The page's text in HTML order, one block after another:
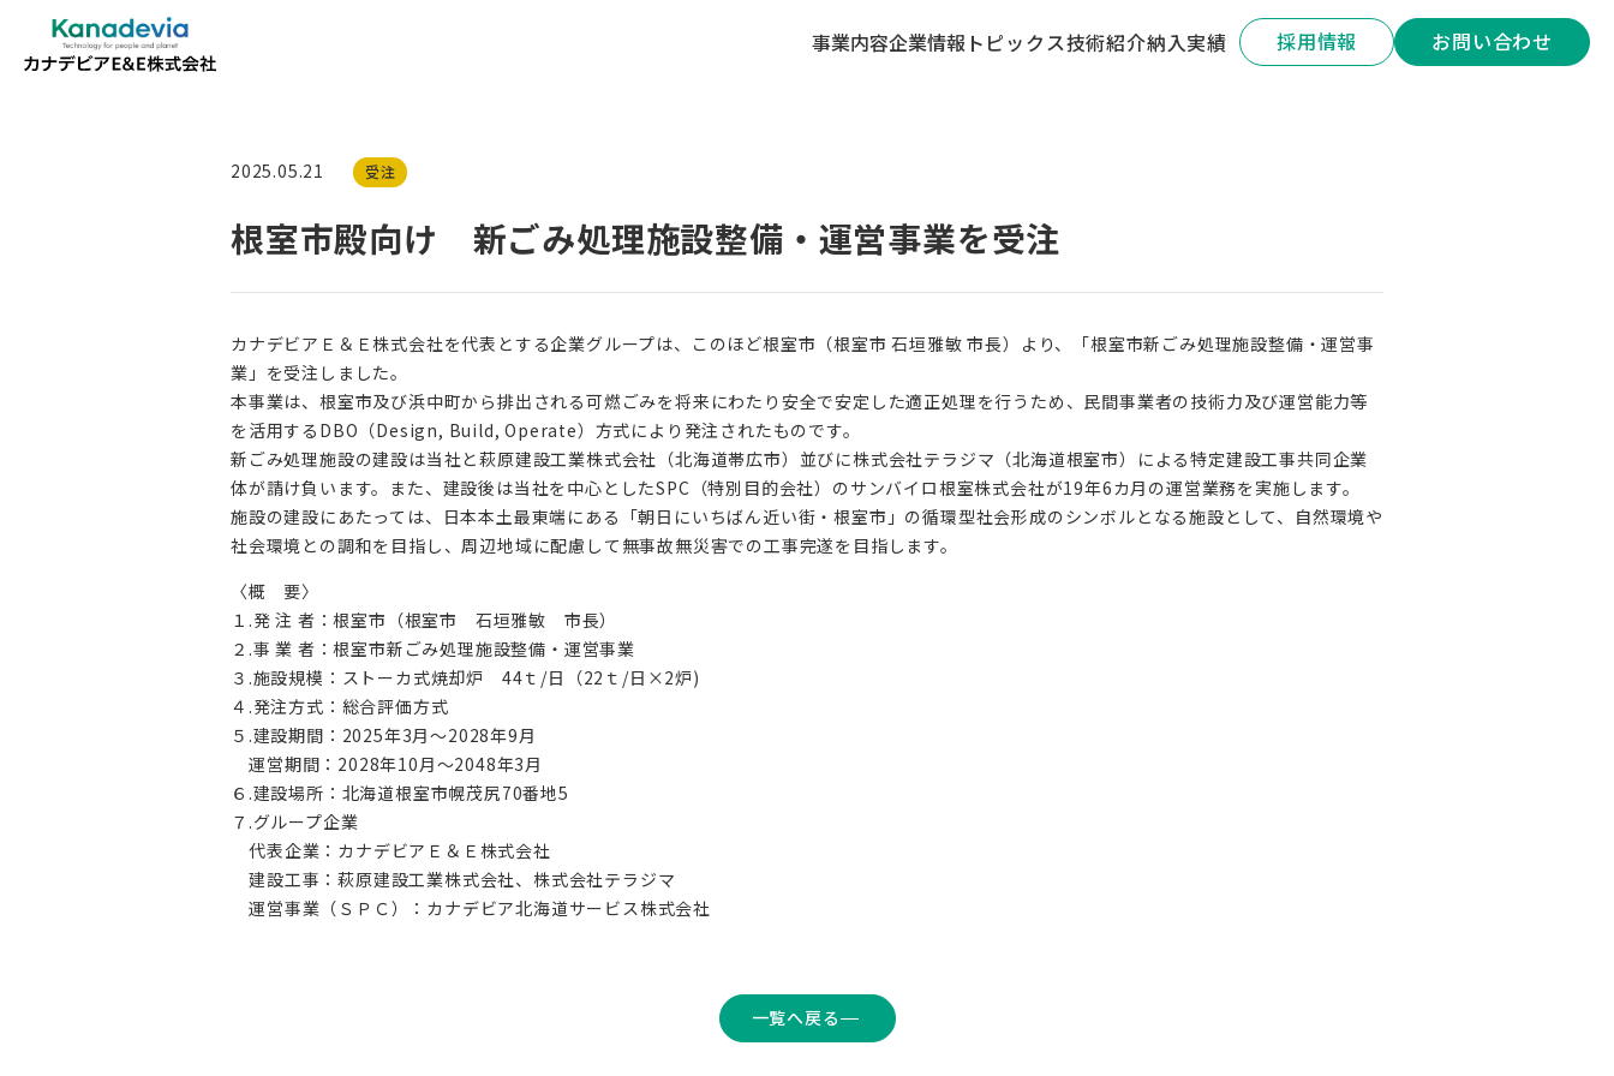
事業内容企業情報トピックス技術紹介納入実績 採用情報 お問い合わせ
2025.05.21 受注
根室市殿向け 新ごみ処理施設整備・運営事業を受注
カナデビアＥ＆Ｅ株式会社を代表とする企業グループは、このほど根室市（根室市 石垣雅敏 市長）より、「根室市新ごみ処理施設整備・運営事
業」を受注しました。
本事業は、根室市及び浜中町から排出される可燃ごみを将来にわたり安全で安定した適正処理を行うため、民間事業者の技術力及び運営能力等
を活用するDBO（Design, Build, Operate）方式により発注されたものです。
新ごみ処理施設の建設は当社と萩原建設工業株式会社（北海道帯広市）並びに株式会社テラジマ（北海道根室市）による特定建設工事共同企業
体が請け負います。また、建設後は当社を中心としたSPC（特別目的会社）のサンバイロ根室株式会社が19年6カ月の運営業務を実施します。
施設の建設にあたっては、日本本土最東端にある「朝日にいちばん近い街・根室市」の循環型社会形成のシンボルとなる施設として、自然環境や
社会環境との調和を目指し、周辺地域に配慮して無事故無災害での工事完遂を目指します。
〈概 要〉
１.発 注 者：根室市（根室市 石垣雅敏 市長）
２.事 業 者：根室市新ごみ処理施設整備・運営事業
３.施設規模：ストーカ式焼却炉 44ｔ/日（22ｔ/日×2炉)
４.発注方式：総合評価方式
５.建設期間：2025年3月～2028年9月
運営期間：2028年10月～2048年3月
６.建設場所：北海道根室市幌茂尻70番地5
７.グループ企業
代表企業：カナデビアＥ＆Ｅ株式会社
建設工事：萩原建設工業株式会社、株式会社テラジマ
運営事業（ＳＰＣ）：カナデビア北海道サービス株式会社
一覧へ戻る